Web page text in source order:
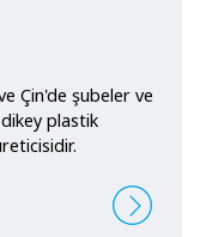
Çin'de şubeler ve
plastik